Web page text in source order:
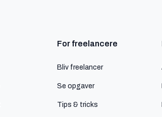
For freelancere
Bliv freelancer
Se opgaver
Tips & tricks